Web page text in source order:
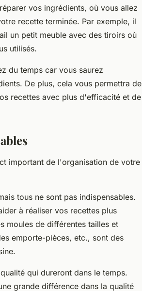
vos ingrédients, où vous allez
recette terminée. Par exemple, il
un petit meuble avec des tiroirs où
utilisés.
du temps car vous saurez
De plus, cela vous permettra de
recettes avec plus d'efficacité et de
important de l'organisation de votre
tous ne sont pas indispensables.
à réaliser vos recettes plus
moules de différentes tailles et
emporte-pièces, etc., sont des
qui dureront dans le temps.
grande différence dans la qualité